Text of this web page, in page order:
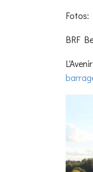
Fotos:
BRF